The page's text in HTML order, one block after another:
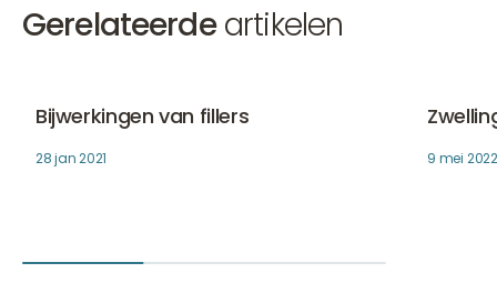
Gerelateerdeartikelen
Fillers
Bijwerkingen van fillers
28 jan 2021
Fillers
9 mei 2022